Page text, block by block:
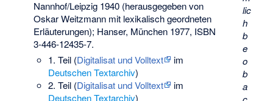
lic
h
b
e
o
b
a
Nannhof/Leipzig 1940 (herausgegeben von
Oskar Weitzmannmit lexikalisch geordneten
Erläuterungen); Hanser, München 1977, ISBN
3-446-12435-7.
1. Teil (Digitalisat und Volltext
im
Deutschen Textarchiv)
2. Teil (Digitalisat und Volltext
im
Deutschen Textarchiv)